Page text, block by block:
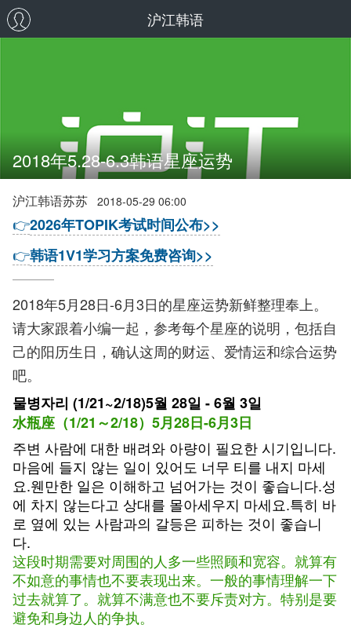
沪江韩语
2018年5.28-6.3韩语星座运势
沪江韩语苏苏 2018-05-29 06:00
👉2026年TOPIK考试时间公布>>
👉韩语1V1学习方案免费咨询>>
2018年5月28日-6月3日的星座运势新鲜整理奉上。
请大家跟着小编一起，参考每个星座的说明，包括自
己的阳历生日，确认这周的财运、爱情运和综合运势
吧。
물병자리 (1/21~2/18)5월 28일 - 6월 3일
水瓶座（1/21～2/18）5月28日-6月3日
주변 사람에 대한 배려와 아량이 필요한 시기입니다.
마음에 들지 않는 일이 있어도 너무 티를 내지 마세
요.웬만한 일은 이해하고 넘어가는 것이 좋습니다.성
에 차지 않는다고 상대를 몰아세우지 마세요.특히 바
로 옆에 있는 사람과의 갈등은 피하는 것이 좋습니
다.
这段时期需要对周围的人多一些照顾和宽容。就算有
不如意的事情也不要表现出来。一般的事情理解一下
过去就算了。就算不满意也不要斥责对方。特别是要
避免和身边人的争执。